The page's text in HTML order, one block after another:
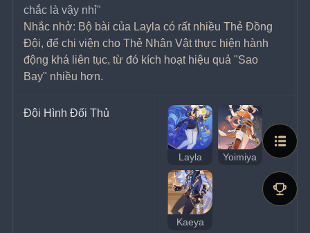
chắc là vậy nhỉ"
Nhắc nhở: Bộ bài của Layla có rất nhiều Thẻ Đồng
Đội, để chi viện cho Thẻ Nhân Vật thực hiện hành
động khá liên tục, từ đó kích hoạt hiệu quả "Sao
Bay" nhiều hơn.
Đội Hình Đối Thủ
Layla Yoimiya
Kaeya